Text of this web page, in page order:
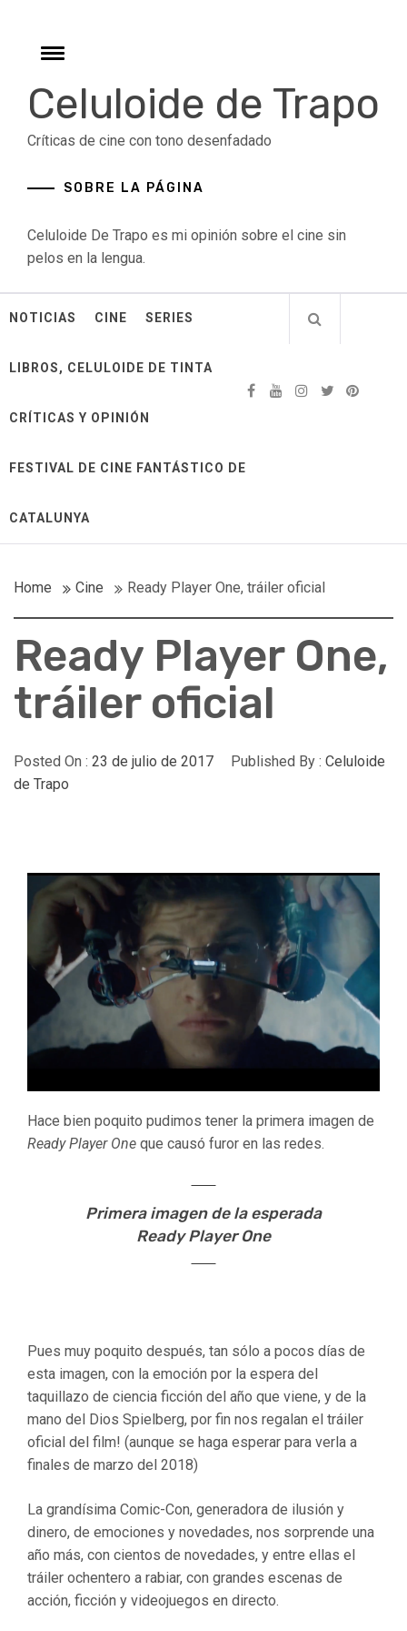
contentToggle
Celuloide de Trapo
Críticas de cine con tono desenfadado
SOBRE LA PÁGINA
Celuloide De Trapo es mi opinión sobre el cine sin
pelos en la lengua.
NOTICIAS CINE SERIES
LIBROS, CELULOIDE DE TINTA
CRÍTICAS Y OPINIÓN
FESTIVAL DE CINE FANTÁSTICO DE
CATALUNYA
Home Cine Ready Player One, tráiler oficial
Ready Player One,
tráiler oficial
Posted On : 23 de julio de 2017 Published By : Celuloide
de Trapo
Hace bien poquito pudimos tener la primera imagen de
Ready Player One que causó furor en las redes.
Primera imagen de la esperada
Ready Player One
Pues muy poquito después, tan sólo a pocos días de
esta imagen, con la emoción por la espera del
taquillazo de ciencia ficción del año que viene, y de la
mano del Dios Spielberg, por fin nos regalan el tráiler
oficial del film! (aunque se haga esperar para verla a
finales de marzo del 2018)
La grandísima Comic-Con, generadora de ilusión y
dinero, de emociones y novedades, nos sorprende una
año más, con cientos de novedades, y entre ellas el
tráiler ochentero a rabiar, con grandes escenas de
acción, ficción y videojuegos en directo.